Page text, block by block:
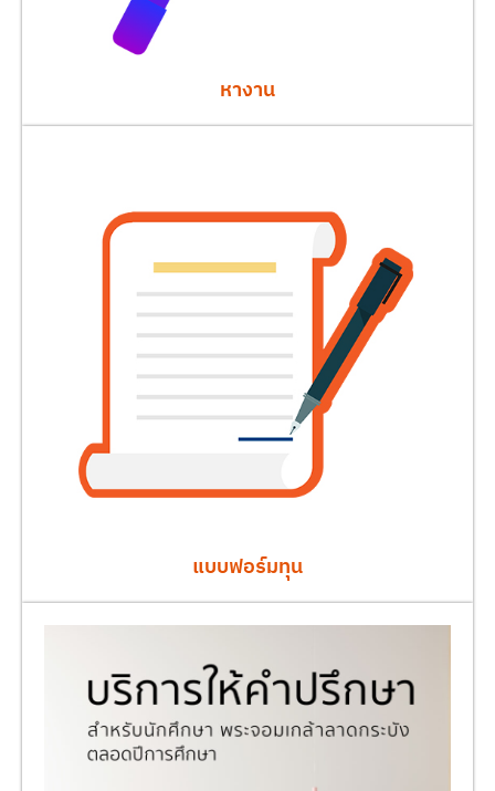
หางาน
แบบฟอร์มทุน